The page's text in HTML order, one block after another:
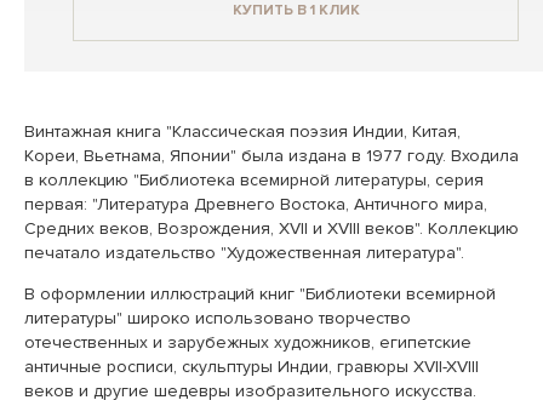
КУПИТЬ В 1 КЛИК
Винтажная книга "Классическая поэзия Индии, Китая,
Кореи, Вьетнама, Японии" была издана в 1977 году. Входила
в коллекцию "Библиотека всемирной литературы, серия
первая: "Литература Древнего Востока, Античного мира,
Средних веков, Возрождения, XVII и XVIII веков". Коллекцию
печатало издательство "Художественная литература".
В оформлении иллюстраций книг "Библиотеки всемирной
литературы" широко использовано творчество
отечественных и зарубежных художников, египетские
античные росписи, скульптуры Индии, гравюры XVII-XVIII
веков и другие шедевры изобразительного искусства.